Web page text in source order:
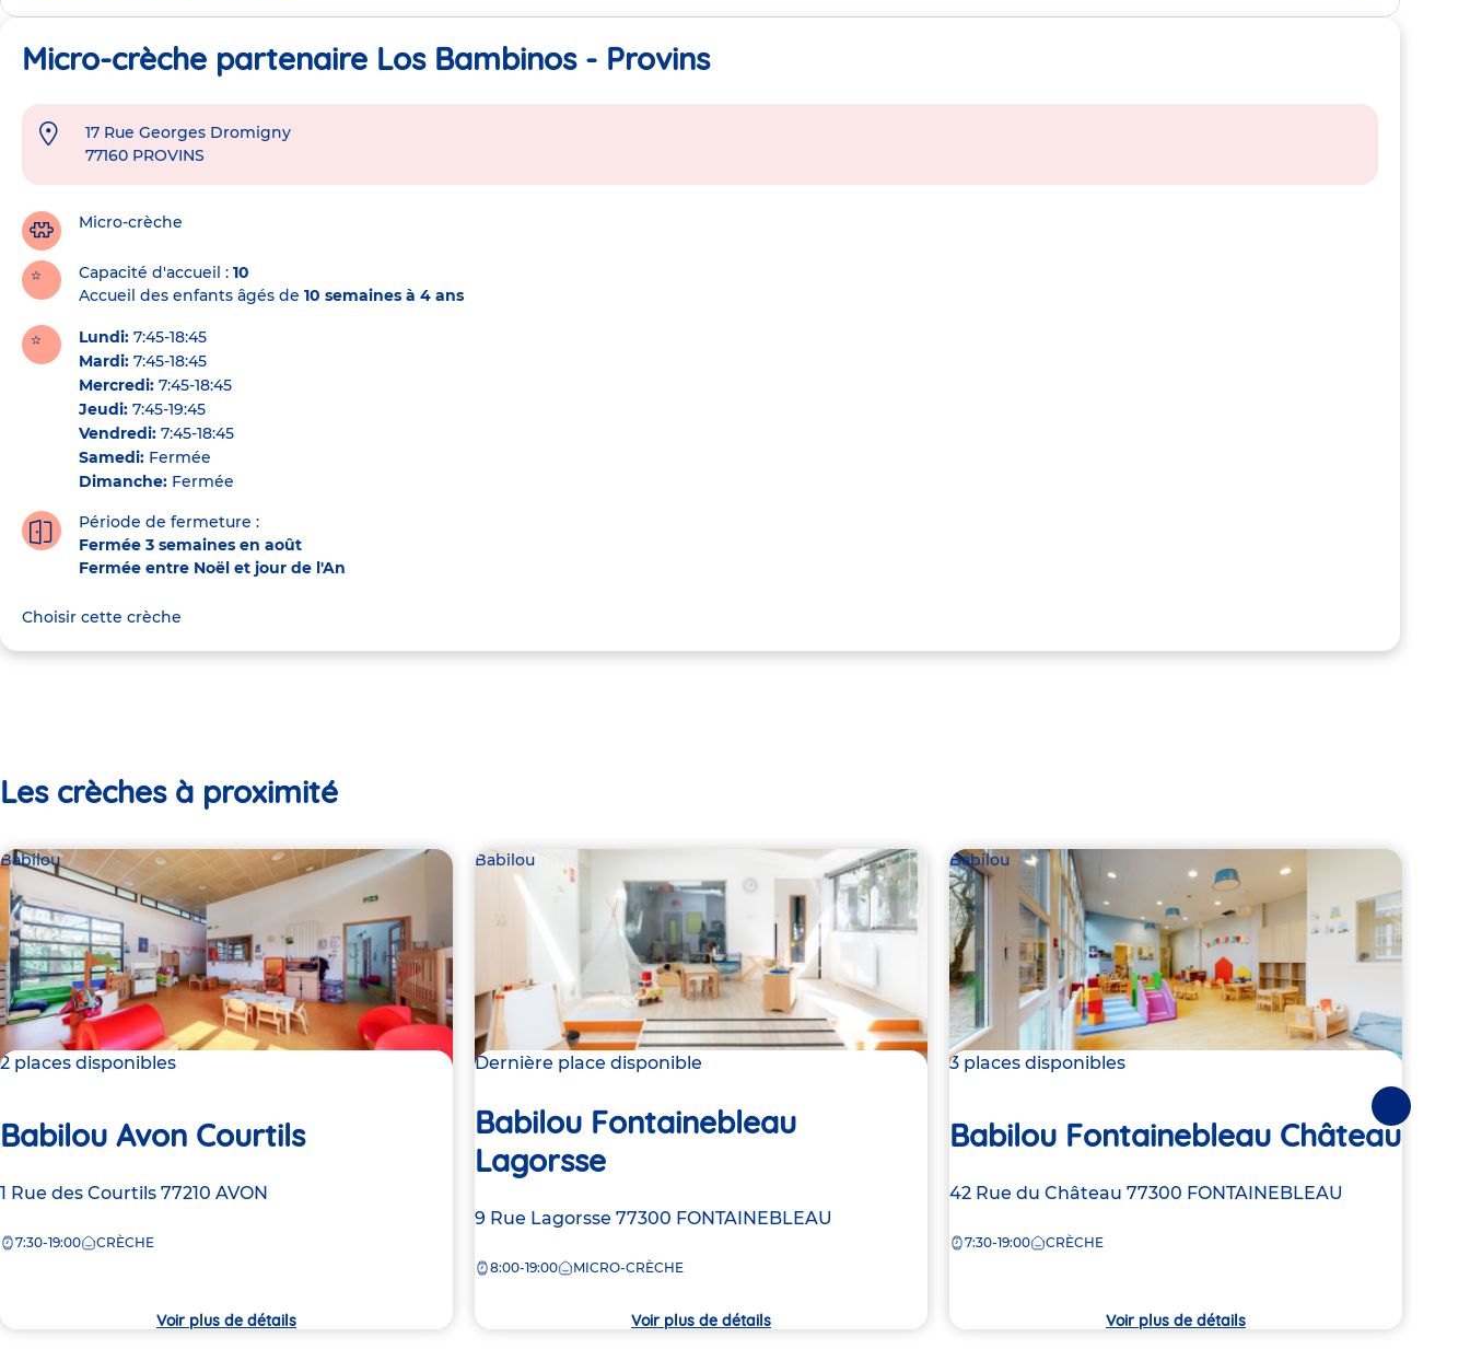
Micro-crèche partenaire Los Bambinos - Provins
Adresse
crèche
17 Rue Georges Dromigny
77160 PROVINS
Micro-crèche
Capacité d'accueil
10
Accueil des enfants âgés de 10 semaines à 4 ans
Lundi: 7:45-18:45
Mardi: 7:45-18:45
Mercredi: 7:45-18:45
Jeudi: 7:45-19:45
Vendredi: 7:45-18:45
Samedi: Fermée
Dimanche: Fermée
Période de fermeture :
Fermée 3 semaines en août
Fermée entre Noël et jour de l'An
Choisir cette crèche
Les crèches à proximité
Babilou
2 places disponibles
Babilou Avon Courtils
Adresse
la
1 Rue des Courtils 77210 AVON
7:30-19:00 CRÈCHE
Voir plus de détails
Babilou
Dernière place disponible
Babilou Fontainebleau
Lagorsse
Adresse
la
9 Rue Lagorsse 77300 FONTAINEBLEAU
8:00-19:00 MICRO-CRÈCHE
Voir plus de détails
Babilou
3 places disponibles
Babilou Fontainebleau Château
Adresse
la
42 Rue du Château 77300 FONTAINEBLEAU
7:30-19:00 CRÈCHE
Voir plus de détails
Suivantes